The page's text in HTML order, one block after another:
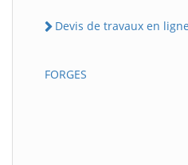
Devis de travaux en ligne
FORGES